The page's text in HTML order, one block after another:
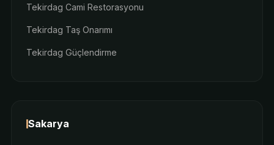
Tekirdag Cami Restorasyonu
Tekirdag Taş Onarımı
Tekirdag Güçlendirme
Sakarya